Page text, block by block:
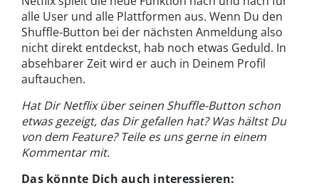
alle User und alle Plattformen aus. Wenn Du den
Shuffle-Button bei der nächsten Anmeldung also
nicht direkt entdeckst, hab noch etwas Geduld. In
absehbarer Zeit wird er auch in Deinem Profil
auftauchen.
Hat Dir Netflix über seinen Shuffle-Button schon
etwas gezeigt, das Dir gefallen hat? Was hältst Du
von dem Feature? Teile es uns gerne in einem
Kommentar mit.
Das könnte Dich auch interessieren: